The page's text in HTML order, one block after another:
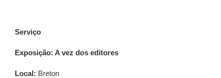
Serviço
Exposição: A vez dos editores
Local: Breton